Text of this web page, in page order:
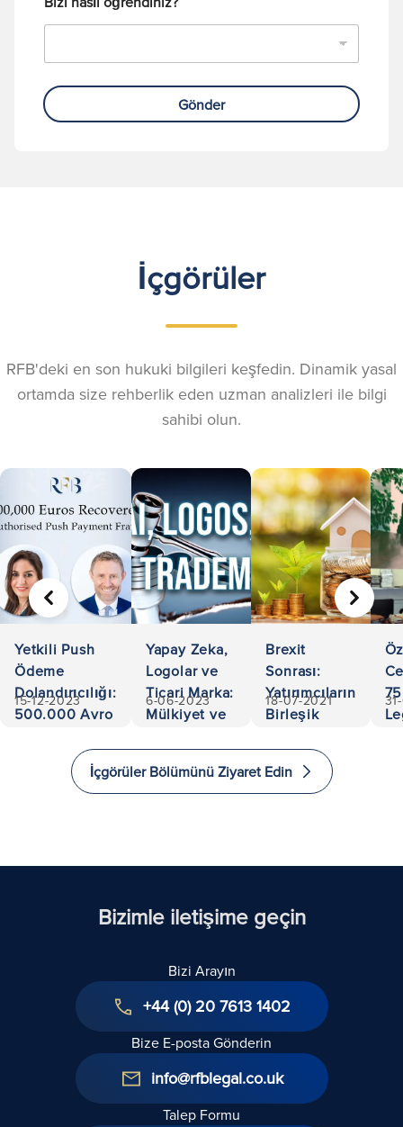
Gönder
İçgörüler
RFB'deki en son hukuki bilgileri keşfedin. Dinamik yasal
ortamda size rehberlik eden uzman analizleri ile bilgi
sahibi olun.
Yetkili Push
Ödeme
Dolandırıcılığı:
500.000 Avro
15-12-2023
Yapay Zeka,
Logolar ve
Ticari Marka:
Mülkiyet ve
6-06-2023
Brexit
Sonrası:
Yatırımcıların
Birleşik
Yatırım
Yapması ve
Göç Etmesi
18-07-2021
ÖNCEKI
İçgörüler Bölümünü Ziyaret Edin
Bizimle iletişime geçin
Bizi Arayın
+44 (0) 20 7613 1402
Bize E-posta Gönderin
info@rfblegal.co.uk
Talep Formu